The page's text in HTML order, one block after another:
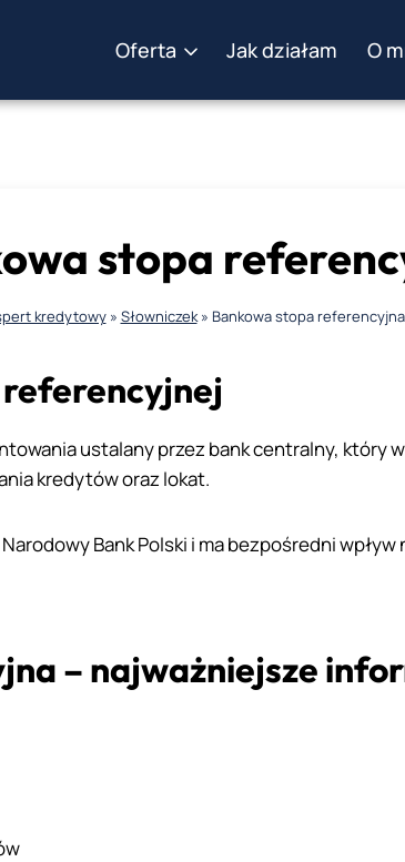
Oferta Jak działam O
stopa
kredytowy» Słowniczek» Bankowa stopa referencyjna
ustalany przez bank centralny, który
kredytów oraz lokat.
Bank Polski i ma bezpośredni
– najważniejsze